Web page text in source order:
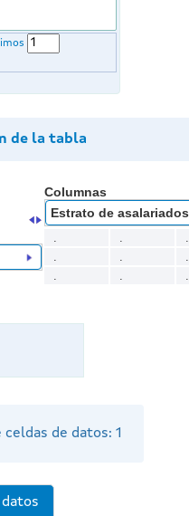
de la tabla
Columnas
Estrato de asalariados
celdas de datos: 1